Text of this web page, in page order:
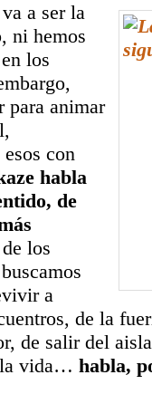
a ser la
ni hemos
los
para animar
con
habla
de
los
a
de la
de salir del
la vida… habla,